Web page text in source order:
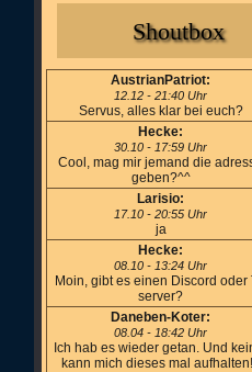
Shoutbox
AustrianPatriot:
12.12 - 21:40 Uhr
Servus, alles klar bei euch?
Hecke:
30.10 - 17:59 Uhr
Cool, mag mir jemand die
geben?^^
Larisio:
17.10 - 20:55 Uhr
ja
Hecke:
08.10 - 13:24 Uhr
Moin, gibt es einen Discord oder
server?
Daneben-Koter:
08.04 - 18:42 Uhr
Ich hab es wieder getan. Und
kann mich dieses mal